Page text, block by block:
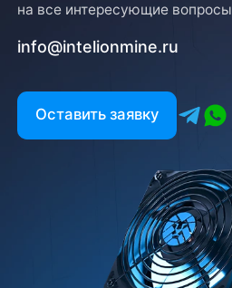
на все интересующие вопросы
info@intelionmine.ru
Оставить заявку